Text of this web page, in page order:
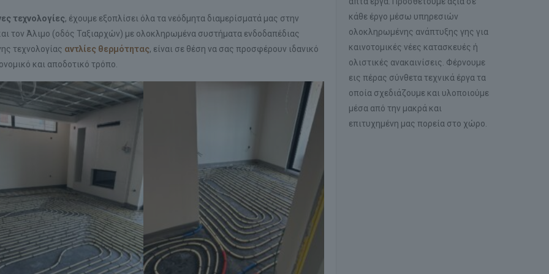
τεχνολογίες, έχουμε εξοπλίσει όλα τα νεόδμητα διαμερίσματά μας στην
τον Άλιμο (οδός Ταξιαρχών) με ολοκληρωμένα συστήματα ενδοδαπέδιας
τεχνολογίας αντλίες θερμότητας, είναι σε θέση να σας προσφέρουν ιδανικό
και αποδοτικό τρόπο.
κάθε έργο μέσω υπηρεσιών
ολοκληρωμένης ανάπτυξης γης για
καινοτομικές νέες κατασκευές ή
ολιστικές ανακαινίσεις. Φέρνουμε
εις πέρας σύνθετα τεχνικά έργα τα
οποία σχεδιάζουμε και υλοποιούμε
μέσα από την μακρά και
επιτυχημένη μας πορεία στο χώρο.